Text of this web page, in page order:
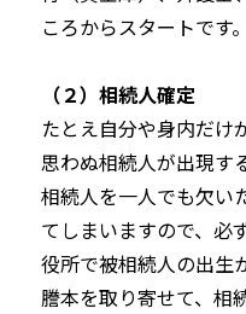
ころからスタートです。
（２）相続人確定
たとえ自分や身内だけ
思わぬ相続人が出現す
相続人を一人でも欠い
てしまいますので、必
役所で被相続人の出生
謄本を取り寄せて、相